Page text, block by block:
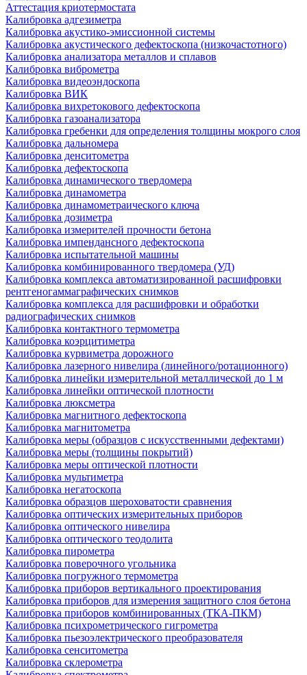
Аттестация криотермостата
Калибровка адгезиметра
Калибровка акустико-эмиссионной системы
Калибровка акустического дефектоскопа (низкочастотного)
Калибровка анализатора металлов и сплавов
Калибровка виброметра
Калибровка видеоэндоскопа
Калибровка ВИК
Калибровка вихретокового дефектоскопа
Калибровка газоанализатора
Калибровка гребенки для определения толщины мокрого слоя
Калибровка дальномера
Калибровка денситометра
Калибровка дефектоскопа
Калибровка динамического твердомера
Калибровка динамометра
Калибровка динамометраического ключа
Калибровка дозиметра
Калибровка измерителей прочности бетона
Калибровка импендансного дефектоскопа
Калибровка испытательной машины
Калибровка комбинированного твердомера (УД)
Калибровка комплекса автоматизированной расшифровки
рентгеногаммаграфических снимков
Калибровка комплекса для расшифровки и обработки
радиографических снимков
Калибровка контактного термометра
Калибровка коэрцитиметра
Калибровка курвиметра дорожного
Калибровка лазерного нивелира (линейного/ротационного)
Калибровка линейки измерительной металлической до 1 м
Калибровка линейки оптической плотности
Калибровка люксметра
Калибровка магнитного дефектоскопа
Калибровка магнитометра
Калибровка меры (образцов с искусственными дефектами)
Калибровка меры (толщины покрытий)
Калибровка меры оптической плотности
Калибровка мультиметра
Калибровка негатоскопа
Калибровка образцов шероховатости сравнения
Калибровка оптических измерительных приборов
Калибровка оптического нивелира
Калибровка оптического теодолита
Калибровка пирометра
Калибровка поверочного угольника
Калибровка погружного термометра
Калибровка приборов вертикального проектирования
Калибровка приборов для измерения защитного слоя бетона
Калибровка приборов комбинированных (ТКА-ПКМ)
Калибровка психрометрического гигрометра
Калибровка пьезоэлектрического преобразователя
Калибровка сенситометра
Калибровка склерометра